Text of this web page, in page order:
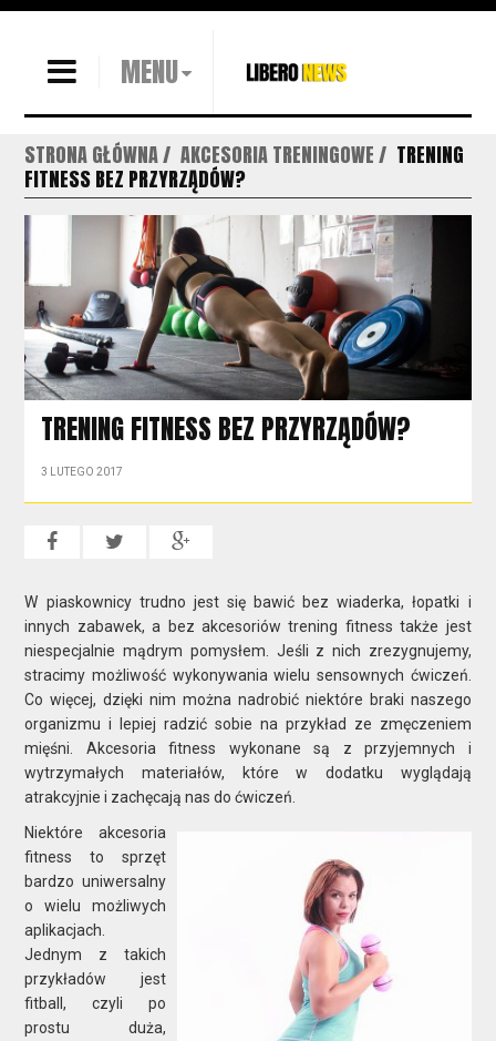
MENU
STRONA GŁÓWNA AKCESORIA TRENINGOWE
TRENING
FITNESS BEZ PRZYRZĄDÓW?
TRENING FITNESS BEZ PRZYRZĄDÓW?
3 LUTEGO 2017
W piaskownicy trudno jest się bawić bez wiaderka, łopatki i
innych zabawek, a bez akcesoriów trening fitness także jest
niespecjalnie mądrym pomysłem. Jeśli z nich zrezygnujemy,
stracimy możliwość wykonywania wielu sensownych ćwiczeń.
Co więcej, dzięki nim można nadrobić niektóre braki naszego
organizmu i lepiej radzić sobie na przykład ze zmęczeniem
mięśni. Akcesoria fitness wykonane są z przyjemnych i
wytrzymałych materiałów, które w dodatku wyglądają
atrakcyjnie i zachęcają nas do ćwiczeń.
Niektóre akcesoria
fitness to sprzęt
bardzo uniwersalny
o wielu możliwych
aplikacjach.
Jednym z takich
przykładów jest
fitball, czyli po
prostu duża,